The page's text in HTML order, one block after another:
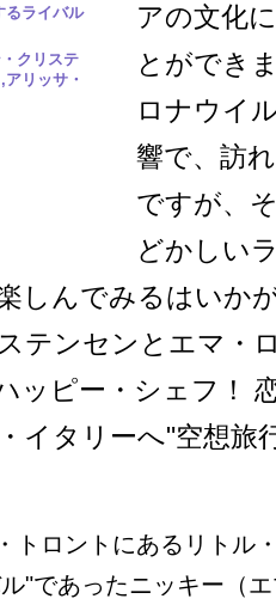
るライバル
クリステ
リッサ・
アの文化
とができ
ロナウイ
響で、訪
ですが、
どかしい
しんでみるはいか
テンセンとエマ・
ッピー・シェフ！
イタリーへ"空想旅
トロントにあるリトル
"であったニッキー（